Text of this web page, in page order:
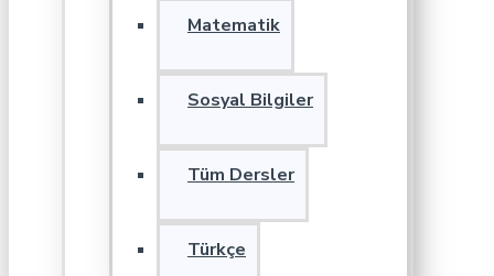
Matematik
Sosyal Bilgiler
Tüm Dersler
Türkçe